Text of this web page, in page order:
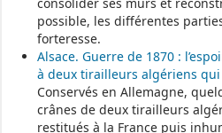
possible, les différentes
forteresse.
Alsace. Guerre de 1870 :
à deux tirailleurs algériens
Conservés en Allemagne,
crânes de deux tirailleurs
restitués à la France puis